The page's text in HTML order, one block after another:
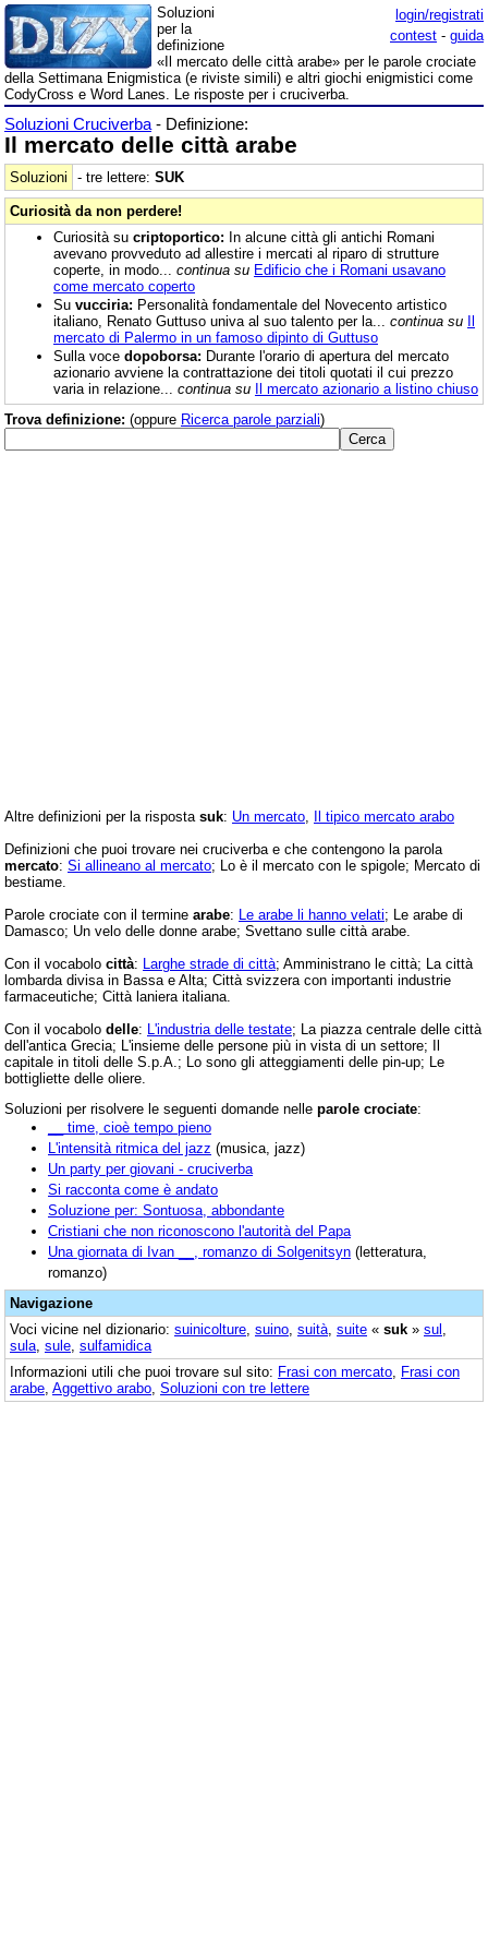
login/registrati
contest - guida
Soluzioni
per la
definizione
«Il mercato delle città arabe» per le parole crociate
della Settimana Enigmistica (e riviste simili) e altri giochi enigmistici come
CodyCross e Word Lanes. Le risposte per i cruciverba.
Soluzioni Cruciverba - Definizione:
Il mercato delle città arabe
Soluzioni - tre lettere: SUK
Curiosità da non perdere!
Curiosità su criptoportico: In alcune città gli antichi Romani
avevano provveduto ad allestire i mercati al riparo di strutture
coperte, in modo... continua su Edificio che i Romani usavano
come mercato coperto
Su vucciria: Personalità fondamentale del Novecento artistico
italiano, Renato Guttuso univa al suo talento per la... continua su Il
mercato di Palermo in un famoso dipinto di Guttuso
Sulla voce dopoborsa: Durante l'orario di apertura del mercato
azionario avviene la contrattazione dei titoli quotati il cui prezzo
varia in relazione... continua su Il mercato azionario a listino chiuso
Trova definizione: (oppure Ricerca parole parziali)
Altre definizioni per la risposta suk: Un mercato Il tipico mercato arabo
Definizioni che puoi trovare nei cruciverba e che contengono la parola
mercato: Si allineano al mercato; Lo è il mercato con le spigole; Mercato di
bestiame.
Parole crociate con il termine arabe: Le arabe li hanno velati; Le arabe di
Damasco; Un velo delle donne arabe; Svettano sulle città arabe.
Con il vocabolo città: Larghe strade di città; Amministrano le città; La città
lombarda divisa in Bassa e Alta; Città svizzera con importanti industrie
farmaceutiche; Città laniera italiana.
Con il vocabolo delle: L'industria delle testate; La piazza centrale delle città
dell'antica Grecia; L'insieme delle persone più in vista di un settore; Il
capitale in titoli delle S.p.A.; Lo sono gli atteggiamenti delle pin-up; Le
bottigliette delle oliere.
Soluzioni per risolvere le seguenti domande nelle parole crociate:
__ time, cioè tempo pieno
L'intensità ritmica del jazz (musica, jazz)
Un party per giovani - cruciverba
Si racconta come è andato
Soluzione per: Sontuosa, abbondante
Cristiani che non riconoscono l'autorità del Papa
Una giornata di Ivan __, romanzo di Solgenitsyn (letteratura,
romanzo)
Navigazione
Voci vicine nel dizionario: suinicolture suino suità suite « suk » sul
sula sule sulfamidica
Informazioni utili che puoi trovare sul sito: Frasi con mercato Frasi con
arabe Aggettivo arabo Soluzioni con tre lettere